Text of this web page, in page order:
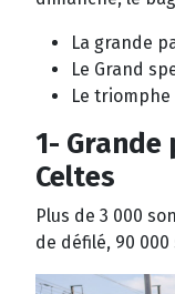
La grande
Le Grand
Le
1-
Celtes
Plus de 3 000
de défilé, 90